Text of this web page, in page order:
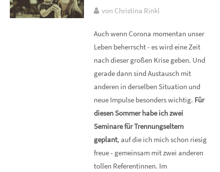
von Christina Rinkl
Auch wenn Corona momentan unser
Leben beherrscht - es wird eine Zeit
nach dieser großen Krise geben. Und
gerade dann sind Austausch mit
anderen in derselben Situation und
neue Impulse besonders wichtig. Für
diesen Sommer habe ich zwei
Seminare für Trennungseltern
geplant, auf die ich mich schon riesig
freue - gemeinsam mit zwei anderen
tollen Referentinnen. Im